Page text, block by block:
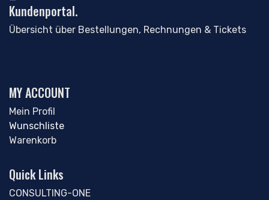
Kundenportal.
Übersicht über Bestellungen, Rechnungen & Tickets
MY ACCOUNT
Mein Profil
Wunschliste
Warenkorb
Quick Links
CONSULTING-ONE